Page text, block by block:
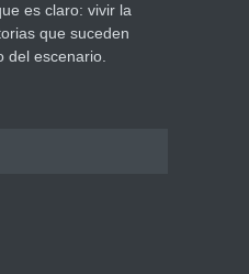
es claro: vivir la
que suceden
del escenario.